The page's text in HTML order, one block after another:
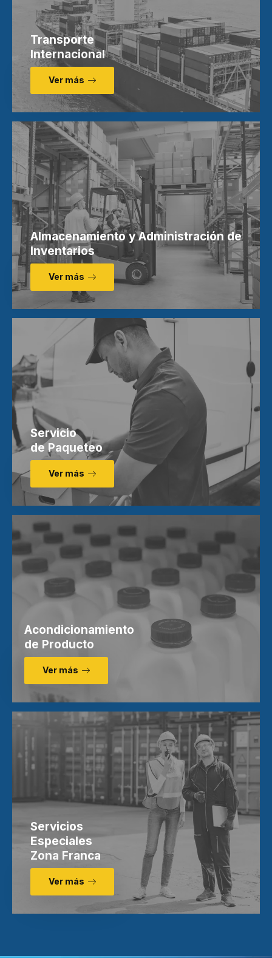
Transporte
Internacional
Ver más
Almacenamiento y Administración de
Inventarios
Ver más
Servicio
de Paqueteo
Ver más
Acondicionamiento
de Producto
Ver más
Servicios
Especiales
Zona Franca
Ver más